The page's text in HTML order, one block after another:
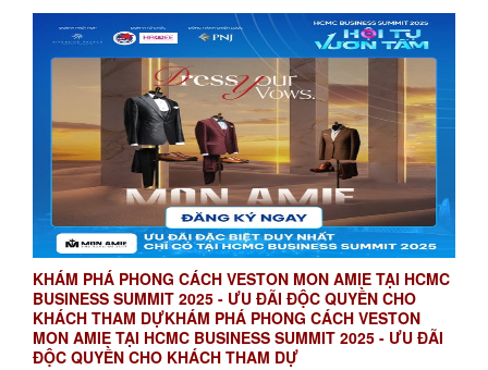
KHÁM PHÁ PHONG CÁCH VESTON MON AMIE TẠI HCMC
BUSINESS SUMMIT 2025 - ƯU ĐÃI ĐỘC QUYỀN CHO
KHÁCH THAM DỰKHÁM PHÁ PHONG CÁCH VESTON
MON AMIE TẠI HCMC BUSINESS SUMMIT 2025 - ƯU ĐÃI
ĐỘC QUYỀN CHO KHÁCH THAM DỰ